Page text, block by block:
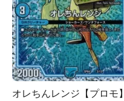
オレちんレンジ【プロモ】